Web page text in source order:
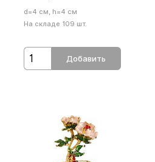
d=4 см, h=4 см
На складе 109 шт.
Добавить